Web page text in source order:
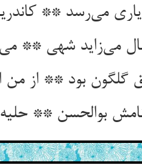
می‌رسد **
می‌زاید شهی **
گلگون بود ** از من
بوالحسن **